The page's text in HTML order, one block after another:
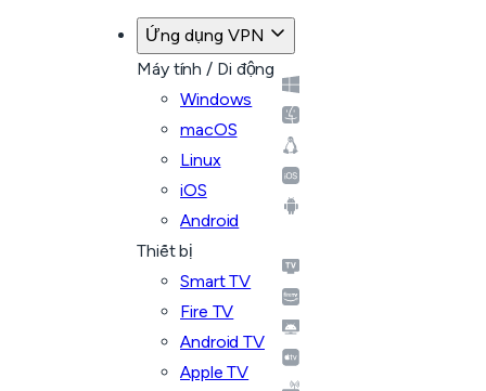
Ứng dụng VPN
Máy tính / Di động
Windows
macOS
Linux
iOS
Android
Thiết bị
Smart TV
Fire TV
Android TV
Apple TV